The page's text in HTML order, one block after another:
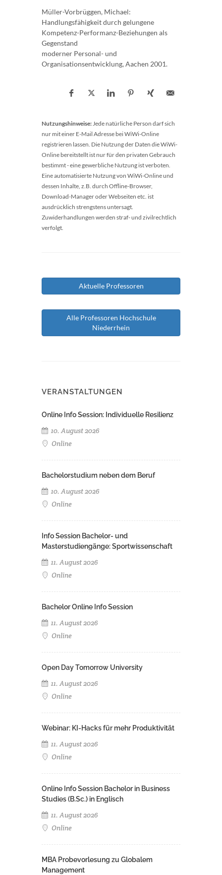
Müller-Vorbrüggen, Michael:
Handlungsfähigkeit durch gelungene
Kompetenz-Performanz-Beziehungen als
Gegenstand
moderner Personal- und
Organisationsentwicklung, Aachen 2001.
Nutzungshinweise:Jede natürliche Person darf sich
nur mit einer E-Mail Adresse bei WiWi-Online
registrieren lassen. Die Nutzung der Daten die WiWi-
Online bereitstellt ist nur für den privaten Gebrauch
bestimmt - eine gewerbliche Nutzung ist verboten.
Eine automatisierte Nutzung von WiWi-Online und
dessen Inhalte, z.B. durch Offline-Browser,
Download-Manager oder Webseiten etc. ist
ausdrücklich strengstens untersagt.
Zuwiderhandlungen werden straf- und zivilrechtlich
verfolgt.
Aktuelle Professoren
Alle Professoren Hochschule
Niederrhein
VERANSTALTUNGEN
Online Info Session: Individuelle Resilienz
10. August 2026
Online
Bachelorstudium neben dem Beruf
10. August 2026
Online
Info Session Bachelor- und
Masterstudiengänge: Sportwissenschaft
11. August 2026
Online
Bachelor Online Info Session
11. August 2026
Online
Open Day Tomorrow University
11. August 2026
Online
Webinar: KI-Hacks für mehr Produktivität
11. August 2026
Online
Online Info Session Bachelor in Business
Studies (B.Sc.) in Englisch
11. August 2026
Online
MBA Probevorlesung zu Globalem
Management